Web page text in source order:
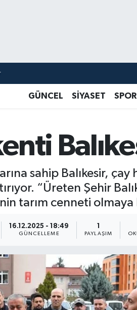
GÜNCEL SİYASET SPOR
sahip Balıkesir,
“Üreten Şehir
tarım cenneti olmaya
16.12.2025 - 18:49
GÜNCELLEME
1
PAYLAŞIM